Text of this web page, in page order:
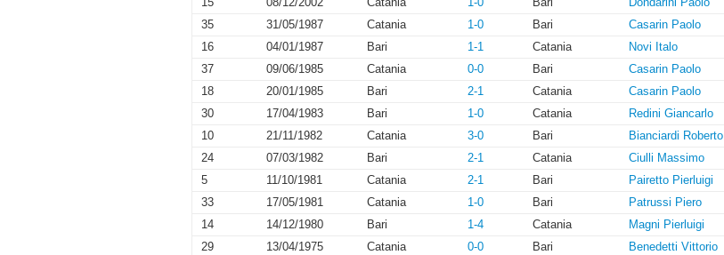
15
08/12/2002 Catania 1-0 Bari
Dondarini Paolo
35
31/05/1987 Catania 1-0 Bari
Casarin Paolo
16
04/01/1987 Bari 1-1 Catania
Novi Italo
37
09/06/1985 Catania 0-0 Bari
Casarin Paolo
18
20/01/1985 Bari 2-1 Catania
Casarin Paolo
30
17/04/1983 Bari 1-0 Catania
Redini Giancarlo
10
21/11/1982 Catania 3-0 Bari
Bianciardi Roberto
24
07/03/1982 Bari 2-1 Catania
Ciulli Massimo
5
11/10/1981 Catania 2-1 Bari
Pairetto Pierluigi
33
17/05/1981 Catania 1-0 Bari
Patrussi Piero
14
14/12/1980 Bari 1-4 Catania
Magni Pierluigi
29
13/04/1975 Catania 0-0 Bari
Benedetti Vittorio